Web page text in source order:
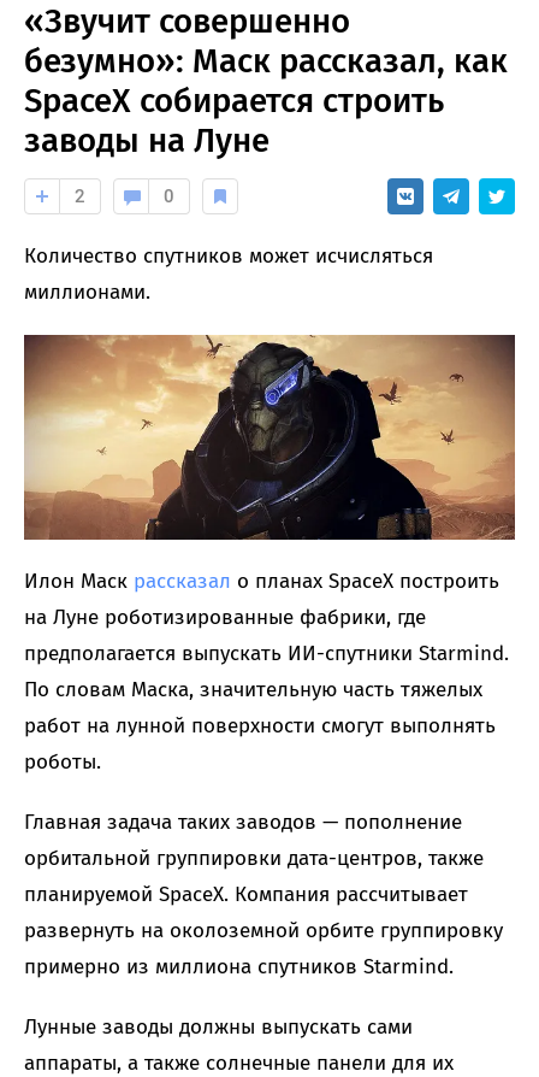
«Звучит совершенно
безумно»: Маск рассказал, как
SpaceX собирается строить
заводы на Луне
2 0
Количество спутников может исчисляться
миллионами.
Илон Маск рассказал о планах SpaceX построить
на Луне роботизированные фабрики, где
предполагается выпускать ИИ-спутники Starmind.
По словам Маска, значительную часть тяжелых
работ на лунной поверхности смогут выполнять
роботы.
Главная задача таких заводов — пополнение
орбитальной группировки дата-центров, также
планируемой SpaceX. Компания рассчитывает
развернуть на околоземной орбите группировку
примерно из миллиона спутников Starmind.
Лунные заводы должны выпускать сами
аппараты, а также солнечные панели для их